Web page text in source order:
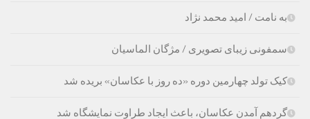
به نامت / امید محمد نژاد
سمفونی زیبای تصویری / مژگان الماسیان
کیک تولد چهارمین دوره «ده روز با عکاسان» بریده شد
گردهم آمدن عکاسان، باعث ایجاد طراوت نمایشگاه شد